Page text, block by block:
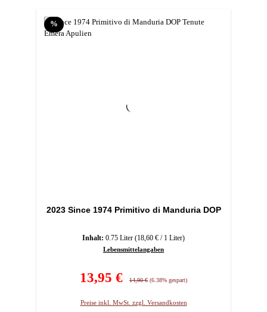
%Rabatt
2023 Since 1974 Primitivo di Manduria DOP
Inhalt: 0.75 Liter (18,60 € / 1 Liter)
Lebensmittelangaben
13,95 € Regulärer Preis:
14,90 € (6.38% gespart)
Preise inkl. MwSt. zzgl. Versandkosten